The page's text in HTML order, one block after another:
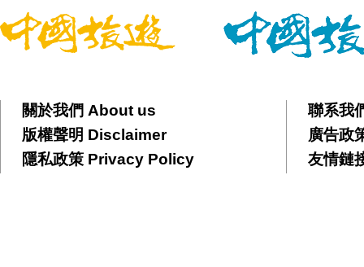
關於我們 About us
版權聲明 Disclaimer
隱私政策 Privacy Policy
聯系我
廣告政
友情鏈